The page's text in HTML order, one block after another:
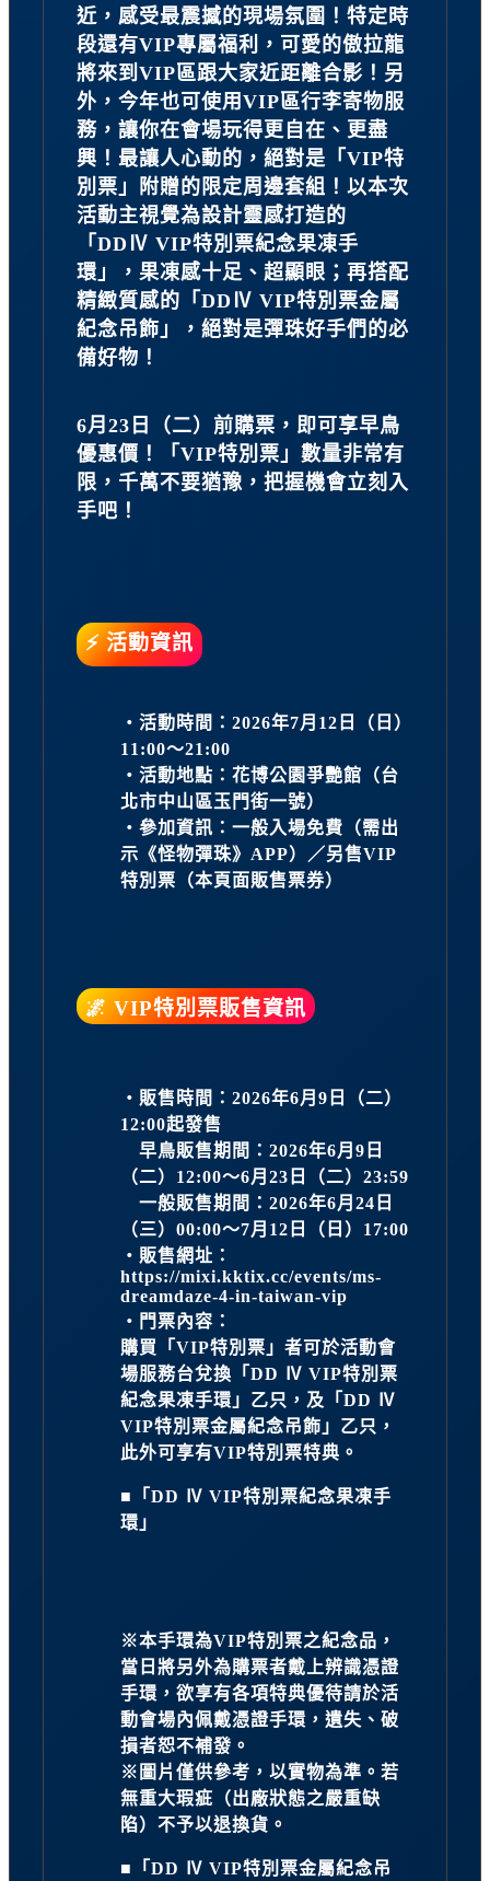
近，感受最震撼的現場氛圍！特定時
段還有VIP專屬福利，可愛的傲拉龍
將來到VIP區跟大家近距離合影！另
外，今年也可使用VIP區行李寄物服
務，讓你在會場玩得更自在、更盡
興！最讓人心動的，絕對是「VIP特
別票」附贈的限定周邊套組！以本次
活動主視覺為設計靈感打造的
「DDⅣ VIP特別票紀念果凍手
環」，果凍感十足、超顯眼；再搭配
精緻質感的「DDⅣ VIP特別票金屬
紀念吊飾」，絕對是彈珠好手們的必
備好物！
6月23日（二）前購票，即可享早鳥
優惠價！「VIP特別票」數量非常有
限，千萬不要猶豫，把握機會立刻入
手吧！
⚡ 活動資訊
・活動時間：2026年7月12日（日）
11:00～21:00
・活動地點：花博公園爭艷館（台
北市中山區玉門街一號）
・參加資訊：一般入場免費（需出
示《怪物彈珠》APP）／另售VIP
特別票（本頁面販售票券）
🌌 VIP特別票販售資訊
・販售時間：2026年6月9日（二）
12:00起發售
早鳥販售期間：2026年6月9日
（二）12:00～6月23日（二）23:59
一般販售期間：2026年6月24日
（三）00:00～7月12日（日）17:00
・販售網址：
https://mixi.kktix.cc/events/ms-
dreamdaze-4-in-taiwan-vip
・門票內容：
購買「VIP特別票」者可於活動會
場服務台兌換「DD Ⅳ VIP特別票
紀念果凍手環」乙只，及「DD Ⅳ
VIP特別票金屬紀念吊飾」乙只，
此外可享有VIP特別票特典。
■「DD Ⅳ VIP特別票紀念果凍手
環」
※本手環為VIP特別票之紀念品，
當日將另外為購票者戴上辨識憑證
手環，欲享有各項特典優待請於活
動會場內佩戴憑證手環，遺失、破
損者恕不補發。
※圖片僅供參考，以實物為準。若
無重大瑕疵（出廠狀態之嚴重缺
陷）不予以退換貨。
■「DD Ⅳ VIP特別票金屬紀念吊